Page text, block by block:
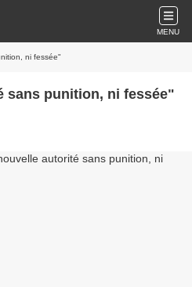
MENU
ni fessée"
sans punition, ni fessée"